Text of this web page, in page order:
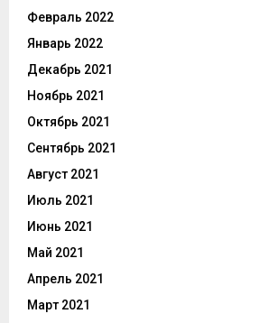
Февраль 2022
Январь 2022
Декабрь 2021
Ноябрь 2021
Октябрь 2021
Сентябрь 2021
Август 2021
Июль 2021
Июнь 2021
Май 2021
Апрель 2021
Март 2021